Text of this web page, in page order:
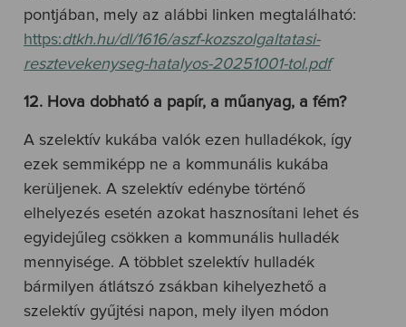
pontjában, mely az alábbi linken megtalálható:
https:dtkh.hu/dl/1616/aszf-kozszolgaltatasi-
resztevekenyseg-hatalyos-20251001-tol.pdf
12. Hova dobható a papír, a műanyag, a fém?
A szelektív kukába valók ezen hulladékok, így
ezek semmiképp ne a kommunális kukába
kerüljenek. A szelektív edénybe történő
elhelyezés esetén azokat hasznosítani lehet és
egyidejűleg csökken a kommunális hulladék
mennyisége. A többlet szelektív hulladék
bármilyen átlátszó zsákban kihelyezhető a
szelektív gyűjtési napon, mely ilyen módon